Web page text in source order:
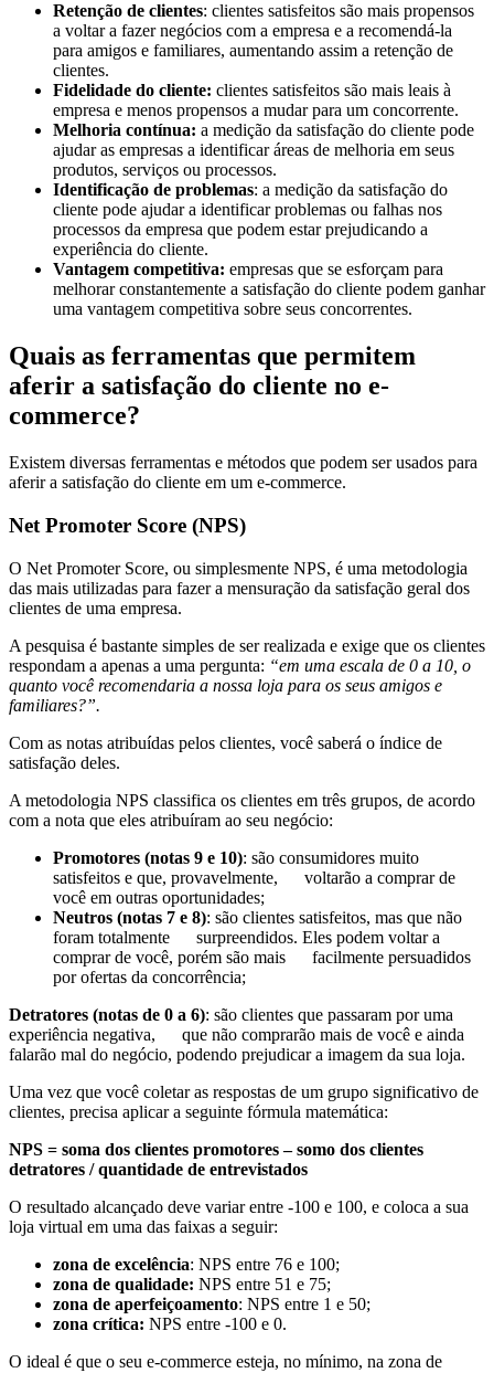
Retenção de clientes: clientes satisfeitos são mais propensos
a voltar a fazer negócios com a empresa e a recomendá-la
para amigos e familiares, aumentando assim a retenção de
clientes.
Fidelidade do cliente: clientes satisfeitos são mais leais à
empresa e menos propensos a mudar para um concorrente.
Melhoria contínua: a medição da satisfação do cliente pode
ajudar as empresas a identificar áreas de melhoria em seus
produtos, serviços ou processos.
Identificação de problemas: a medição da satisfação do
cliente pode ajudar a identificar problemas ou falhas nos
processos da empresa que podem estar prejudicando a
experiência do cliente.
Vantagem competitiva: empresas que se esforçam para
melhorar constantemente a satisfação do cliente podem ganhar
uma vantagem competitiva sobre seus concorrentes.
Quais as ferramentas que permitem
aferir a satisfação do cliente no e-
commerce?
Existem diversas ferramentas e métodos que podem ser usados para
aferir a satisfação do cliente em um e-commerce.
Net Promoter Score (NPS)
O Net Promoter Score, ou simplesmente NPS, é uma metodologia
das mais utilizadas para fazer a mensuração da satisfação geral dos
clientes de uma empresa.
A pesquisa é bastante simples de ser realizada e exige que os clientes
respondam a apenas a uma pergunta: “em uma escala de 0 a 10, o
quanto você recomendaria a nossa loja para os seus amigos e
familiares?”.
Com as notas atribuídas pelos clientes, você saberá o índice de
satisfação deles.
A metodologia NPS classifica os clientes em três grupos, de acordo
com a nota que eles atribuíram ao seu negócio:
Promotores (notas 9 e 10): são consumidores muito
satisfeitos e que, provavelmente, voltarão a comprar de
você em outras oportunidades;
Neutros (notas 7 e 8): são clientes satisfeitos, mas que não
foram totalmente surpreendidos. Eles podem voltar a
comprar de você, porém são mais facilmente persuadidos
por ofertas da concorrência;
Detratores (notas de 0 a 6): são clientes que passaram por uma
experiência negativa, que não comprarão mais de você e ainda
falarão mal do negócio, podendo prejudicar a imagem da sua loja.
Uma vez que você coletar as respostas de um grupo significativo de
clientes, precisa aplicar a seguinte fórmula matemática:
NPS = soma dos clientes promotores – somo dos clientes
detratores / quantidade de entrevistados
O resultado alcançado deve variar entre -100 e 100, e coloca a sua
loja virtual em uma das faixas a seguir:
zona de excelência: NPS entre 76 e 100;
zona de qualidade: NPS entre 51 e 75;
zona de aperfeiçoamento: NPS entre 1 e 50;
zona crítica: NPS entre -100 e 0.
O ideal é que o seu e-commerce esteja, no mínimo, na zona de